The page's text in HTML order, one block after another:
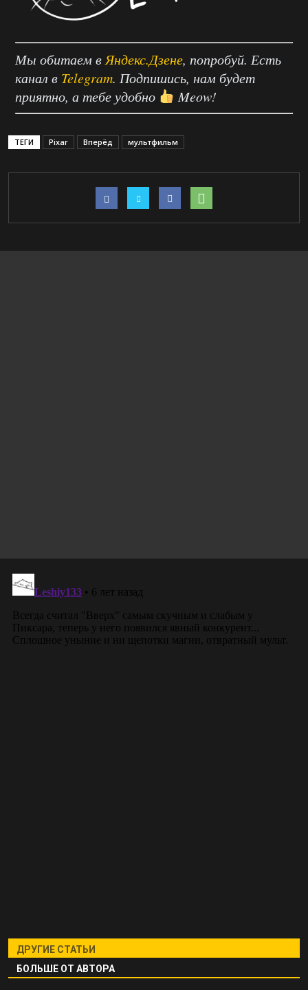
Мы обитаем в Яндекс.Дзене, попробуй. Есть
канал в Telegram. Подпишись, нам будет
приятно, а тебе удобно
Meow!
ТЕГИ Pixar Вперёд мультфильм
ДРУГИЕ СТАТЬИ
БОЛЬШЕ ОТ АВТОРА